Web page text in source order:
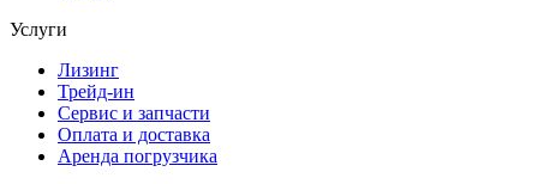
Услуги
Лизинг
Трейд-ин
Сервис и запчасти
Оплата и доставка
Аренда погрузчика